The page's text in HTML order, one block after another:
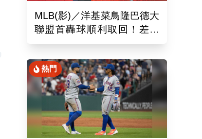
MLB(影)／洋基菜鳥隆巴德大
聯盟首轟球順利取回！差點
落入麻煩人物手中
熱門